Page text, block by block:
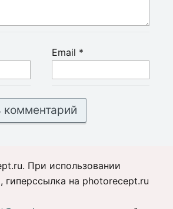
Email *
При использовании
гиперссылка на photorecept.ru